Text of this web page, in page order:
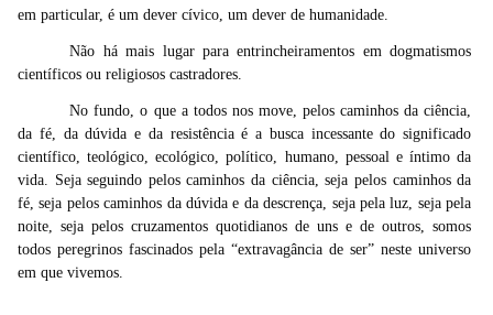
em particular, é um dever cívico, um dever de humanidade.
Não há mais lugar para entrincheiramentos em dogmatismos
científicos ou religiosos castradores.
No fundo, o que a todos nos move, pelos caminhos da ciência,
da fé, da dúvida e da resistência é a busca incessante do significado
científico, teológico, ecológico, político, humano, pessoal e íntimo da
vida. Seja seguindo pelos caminhos da ciência, seja pelos caminhos da
fé, seja pelos caminhos da dúvida e da descrença, seja pela luz, seja pela
noite, seja pelos cruzamentos quotidianos de uns e de outros, somos
todos peregrinos fascinados pela “extravagância de ser” neste universo
em que vivemos.